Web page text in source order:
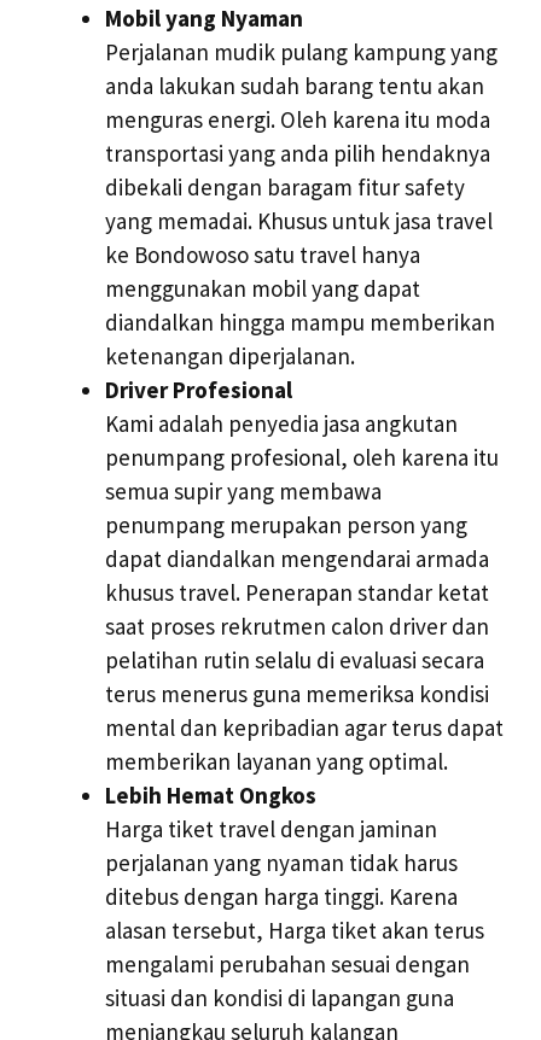
Mobil yang Nyaman
Perjalanan mudik pulang kampung yang
anda lakukan sudah barang tentu akan
menguras energi. Oleh karena itu moda
transportasi yang anda pilih hendaknya
dibekali dengan baragam fitur safety
yang memadai. Khusus untuk jasa travel
ke Bondowoso satu travel hanya
menggunakan mobil yang dapat
diandalkan hingga mampu memberikan
ketenangan diperjalanan.
Driver Profesional
Kami adalah penyedia jasa angkutan
penumpang profesional, oleh karena itu
semua supir yang membawa
penumpang merupakan person yang
dapat diandalkan mengendarai armada
khusus travel. Penerapan standar ketat
saat proses rekrutmen calon driver dan
pelatihan rutin selalu di evaluasi secara
terus menerus guna memeriksa kondisi
mental dan kepribadian agar terus dapat
memberikan layanan yang optimal.
Lebih Hemat Ongkos
Harga tiket travel dengan jaminan
perjalanan yang nyaman tidak harus
ditebus dengan harga tinggi. Karena
alasan tersebut, Harga tiket akan terus
mengalami perubahan sesuai dengan
situasi dan kondisi di lapangan guna
menjangkau seluruh kalangan